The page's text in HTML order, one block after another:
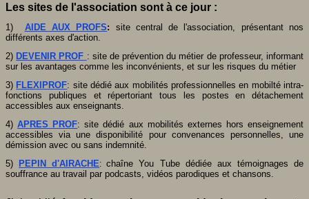
Les sites de l'association sont à ce jour :
1) AIDE AUX PROFS: site central de l'association, présentant nos
différents axes d'action.
2) DEVENIR PROF : site de prévention du métier de professeur, informant
sur les avantages comme les inconvénients, et sur les risques du métier
3) FLEXIPROF: site dédié aux mobilités professionnelles en mobilté intra-
fonctions publiques et répertoriant tous les postes en détachement
accessibles aux enseignants.
4)APRES PROF: site dédié aux mobilités externes hors enseignement
accessibles via une disponibilité pour convenances personnelles, une
démission avec ou sans indemnité.
5) PEPIN d'AIRACHE:chaîne You Tube dédiée aux témoignages de
souffrance au travail par podcasts, vidéos parodiques et chansons.